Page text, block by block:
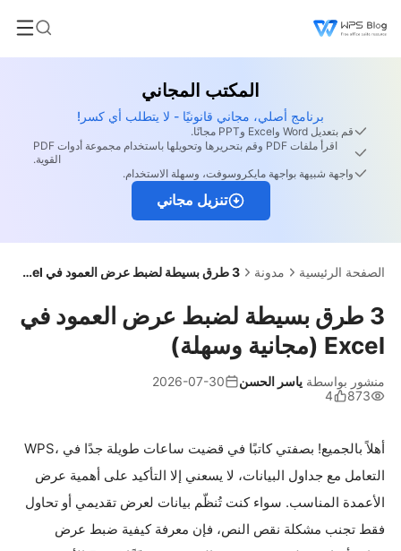
المكتب المجاني
برنامج أصلي، مجاني قانونيًا - لا يتطلب أي كسر!
قم بتعديل Word وExcel وPPT مجانًا.
اقرأ ملفات PDF وقم بتحريرها وتحويلها باستخدام مجموعة أدوات PDF
القوية.
واجهة شبيهة بواجهة مايكروسوفت، وسهلة الاستخدام.
تنزيل مجاني
الصفحة الرئيسية مدونة 3 طرق بسيطة لضبط عرض العمود في Excel (مجانية وسهلة)
3 طرق بسيطة لضبط عرض العمود في
Excel (مجانية وسهلة)
منشور بواسطة ياسر الحسن
2026-07-30
873
4
أهلاً بالجميع! بصفتي كاتبًا في قضيت ساعات طويلة جدًا في
التعامل مع جداول البيانات، لا يسعني إلا التأكيد على أهمية عرض
الأعمدة المناسب. سواء كنت تُنظّم بيانات لعرض تقديمي أو تحاول
فقط تجنب مشكلة نقص النص، فإن معرفة كيفية ضبط عرض